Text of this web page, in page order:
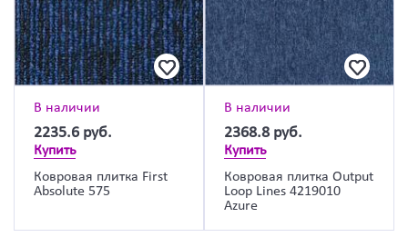
В наличии
2235.6 руб.
Купить
Ковровая плитка First
Absolute 575
В наличии
2368.8 руб.
Купить
Ковровая плитка Output
Loop Lines 4219010
Azure